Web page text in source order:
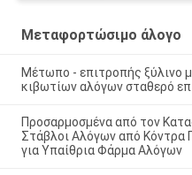
Μεταφορτώσιμο άλογο
Μέτωπο - επιτροπής ξύλινο
κιβωτίων αλόγων σταθερό
Προσαρμοσμένα από τον
Στάβλοι Αλόγων από Κόντρα
για Υπαίθρια Φάρμα Αλόγων